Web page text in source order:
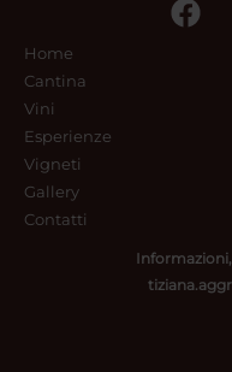
Home
Cantina
Vini
Esperienze
Vigneti
Gallery
Contatti